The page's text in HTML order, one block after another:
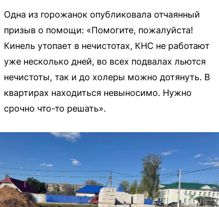
Одна из горожанок опубликовала отчаянный
призыв о помощи: «Помогите, пожалуйста!
Кинель утопает в нечистотах, КНС не работают
уже несколько дней, во всех подвалах льются
нечистоты, так и до холеры можно дотянуть. В
квартирах находиться невыносимо. Нужно
срочно что-то решать».